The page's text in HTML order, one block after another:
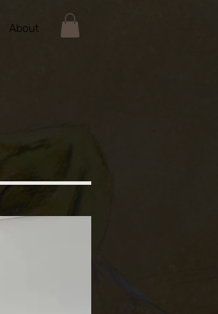
About